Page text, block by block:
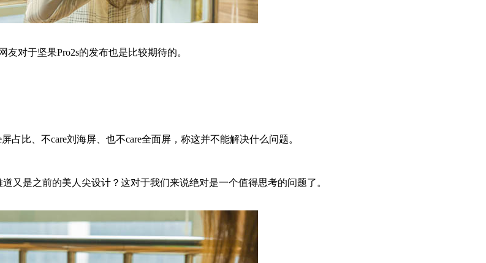
对于坚果Pro2s的发布也是比较期待的。
比、不care刘海屏、也不care全面屏，称这并不能解决什么问题。
是之前的美人尖设计？这对于我们来说绝对是一个值得思考的问题了。